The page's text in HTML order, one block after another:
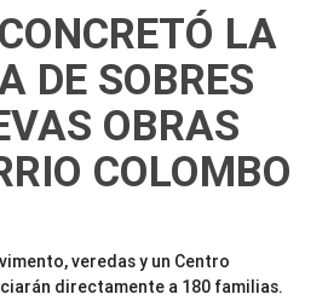
LA
DE SOBRES
OBRAS
COLOMBO
veredas y un Centro